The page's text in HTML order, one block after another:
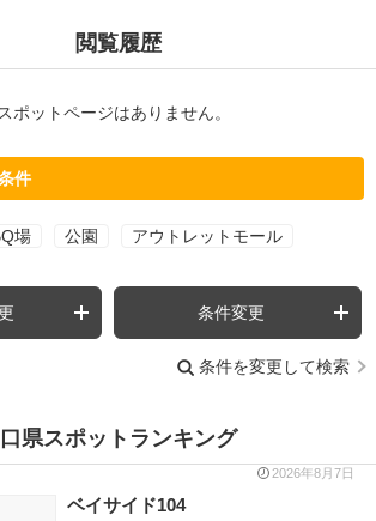
閲覧履歴
ポットページはありません。
件
場 公園 アウトレットモール
条件変更
条件を変更して検索
県スポットランキング
2026年8月7日
ベイサイド104